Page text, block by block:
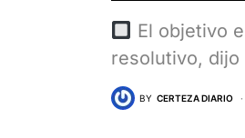
El objetivo
resolutivo,
BY CERTEZA DIARIO